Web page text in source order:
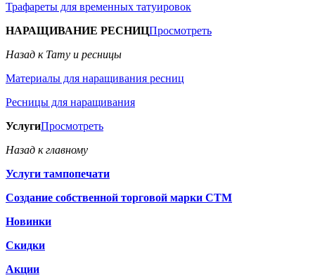
Трафареты для временных татуировок
НАРАЩИВАНИЕ РЕСНИЦПросмотреть
Назад к Тату и ресницы
Материалы для наращивания ресниц
Ресницы для наращивания
УслугиПросмотреть
Назад к главному
Услуги тампопечати
Создание собственной торговой марки СТМ
Новинки
Скидки
Акции